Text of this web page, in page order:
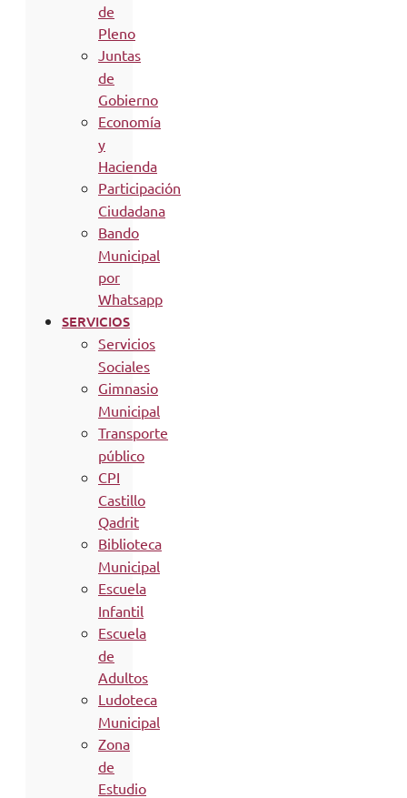
de
Pleno
Juntas
de
Gobierno
Economía
y
Hacienda
Participación
Ciudadana
Bando
Municipal
por
Whatsapp
SERVICIOS
Servicios
Sociales
Gimnasio
Municipal
Transporte
público
CPI
Castillo
Qadrit
Biblioteca
Municipal
Escuela
Infantil
Escuela
de
Adultos
Ludoteca
Municipal
Zona
de
Estudio